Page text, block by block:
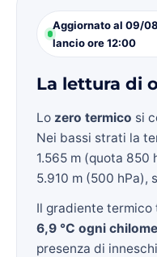
Aggiornato al 09/
lancio ore 12:00
La lettura di
Lo zero termico si
Nei bassi strati la
1.565 m (quota 850
5.910 m (500 hPa),
Il gradiente termico
6,9 °C ogni
presenza di